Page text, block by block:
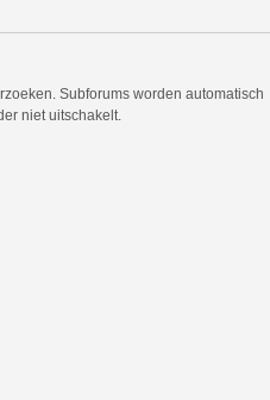
Subforums worden automatisch
niet uitschakelt.